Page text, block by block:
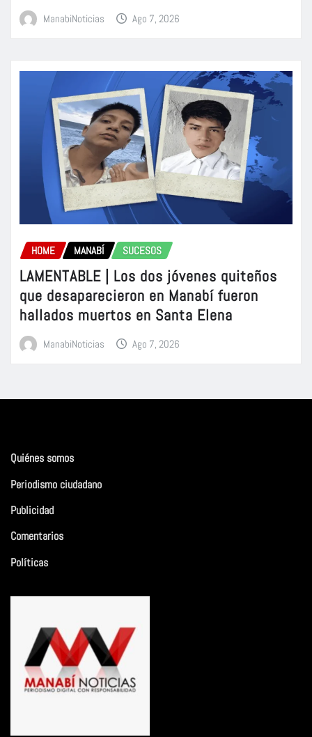
ManabiNoticias Ago 7, 2026
HOME MANABÍ SUCESOS
LAMENTABLE | Los dos jóvenes quiteños
que desaparecieron en Manabí fueron
hallados muertos en Santa Elena
ManabiNoticias Ago 7, 2026
Quiénes somos
Periodismo ciudadano
Publicidad
Comentarios
Políticas